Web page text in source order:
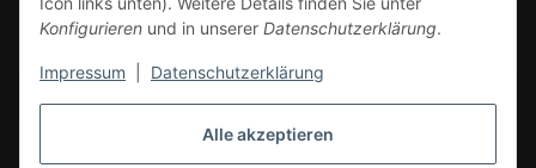
Alle akzeptieren
Konfigurieren und in unserer Datenschutzerklärung.
Impressum Datenschutzerklärung
* Alle Preise inkl. gesetzlicher Mwst., zzgl.Versand
DE, gilt nicht für Großgeräte per Spedition). Artikel mit 0% MwSt. (gem. §